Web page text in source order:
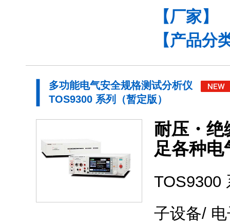
【厂家】
【产品分
多功能电气安全规格测试分析仪
TOS9300 系列（暂定版）
耐压・绝
足各种
TOS9300
子设备/